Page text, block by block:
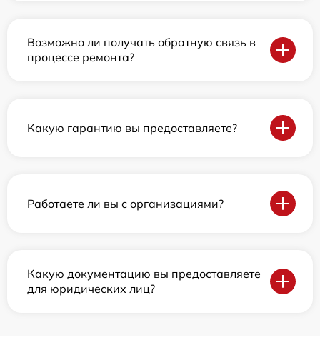
Возможно ли получать обратную связь в
процессе ремонта?
Какую гарантию вы предоставляете?
Работаете ли вы с организациями?
Какую документацию вы предоставляете
для юридических лиц?